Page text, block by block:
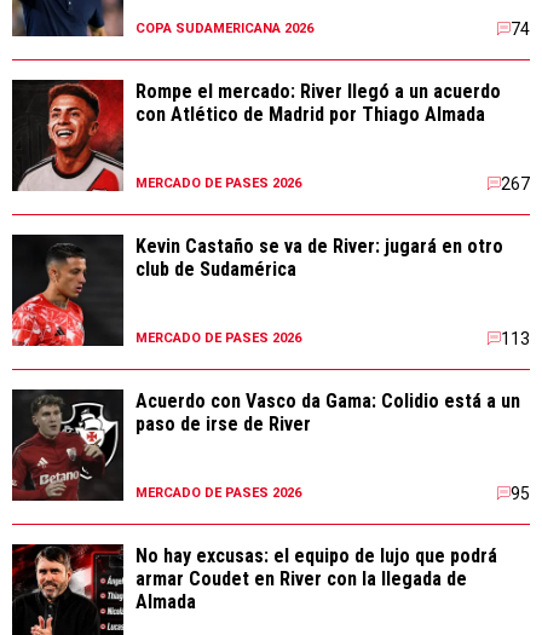
COPA SUDAMERICANA 2026 74
Rompe el mercado: River llegó a un acuerdo
con Atlético de Madrid por Thiago Almada
MERCADO DE PASES 2026 267
Kevin Castaño se va de River: jugará en otro
club de Sudamérica
MERCADO DE PASES 2026 113
Acuerdo con Vasco da Gama: Colidio está a un
paso de irse de River
MERCADO DE PASES 2026 95
No hay excusas: el equipo de lujo que podrá
armar Coudet en River con la llegada de
Almada